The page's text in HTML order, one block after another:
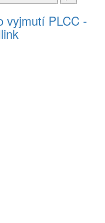
vyjmutí PLCC -